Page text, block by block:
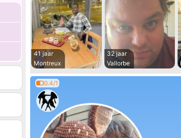
41 jaar
Montreux
32 jaar
Vallorbe
0.4/1